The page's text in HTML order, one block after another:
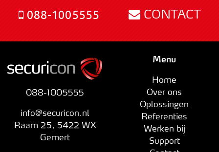
088-1005555 CONTACT
088-1005555
info@securicon.nl
Raam 25, 5422 WX
Gemert
Menu
Home
Over ons
Oplossingen
Referenties
Werken bij
Support